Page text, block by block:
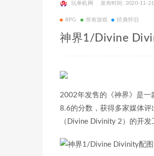
玩单机网 发布时间: 2020-11-21
RPG 所有游戏 经典怀旧
神界1/Divine
2002年发售的《神界》是一
8.6的分数，获得多家媒体评
（Divine Divinity 2）的开发